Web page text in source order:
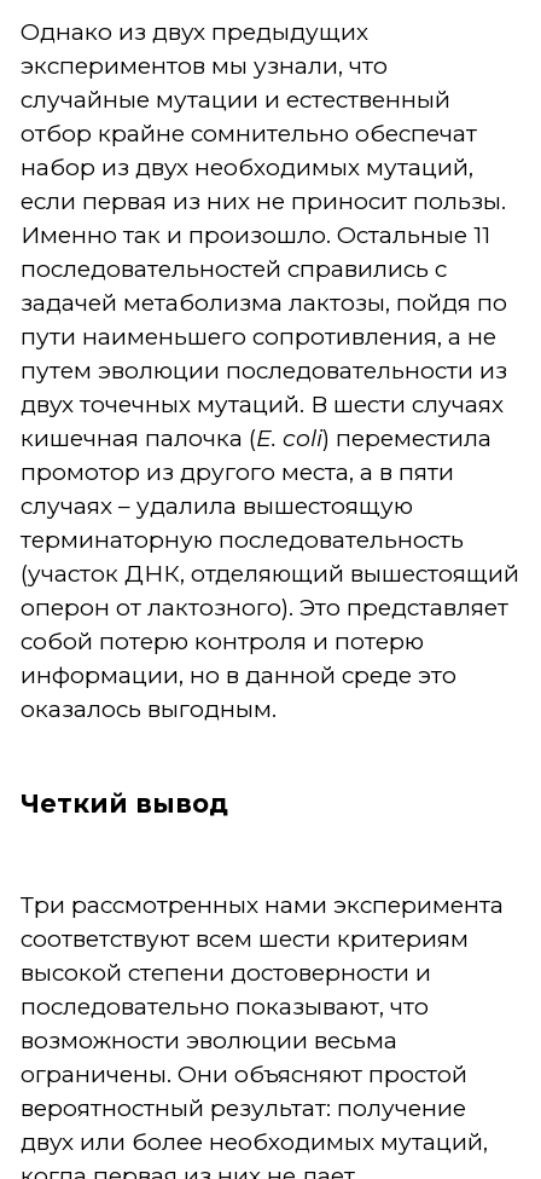
Однако из двух предыдущих
экспериментов мы узнали, что
случайные мутации и естественный
отбор крайне сомнительно обеспечат
набор из двух необходимых мутаций,
если первая из них не приносит пользы.
Именно так и произошло. Остальные 11
последовательностей справились с
задачей метаболизма лактозы, пойдя по
пути наименьшего сопротивления, а не
путем эволюции последовательности из
двух точечных мутаций. В шести случаях
кишечная палочка (E. coli) переместила
промотор из другого места, а в пяти
случаях – удалила вышестоящую
терминаторную последовательность
(участок ДНК, отделяющий вышестоящий
оперон от лактозного). Это представляет
собой потерю контроля и потерю
информации, но в данной среде это
оказалось выгодным.
Четкий вывод
Три рассмотренных нами эксперимента
соответствуют всем шести критериям
высокой степени достоверности и
последовательно показывают, что
возможности эволюции весьма
ограничены. Они объясняют простой
вероятностный результат: получение
двух или более необходимых мутаций,